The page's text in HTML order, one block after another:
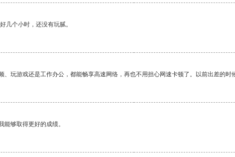
几个小时，还没有玩腻。
玩游戏还是工作办公，都能畅享高速网络，再也不用担心网速卡顿了。以前出差的
够取得更好的成绩。